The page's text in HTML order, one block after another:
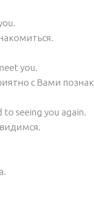
you.
с Вами
seeing you again.